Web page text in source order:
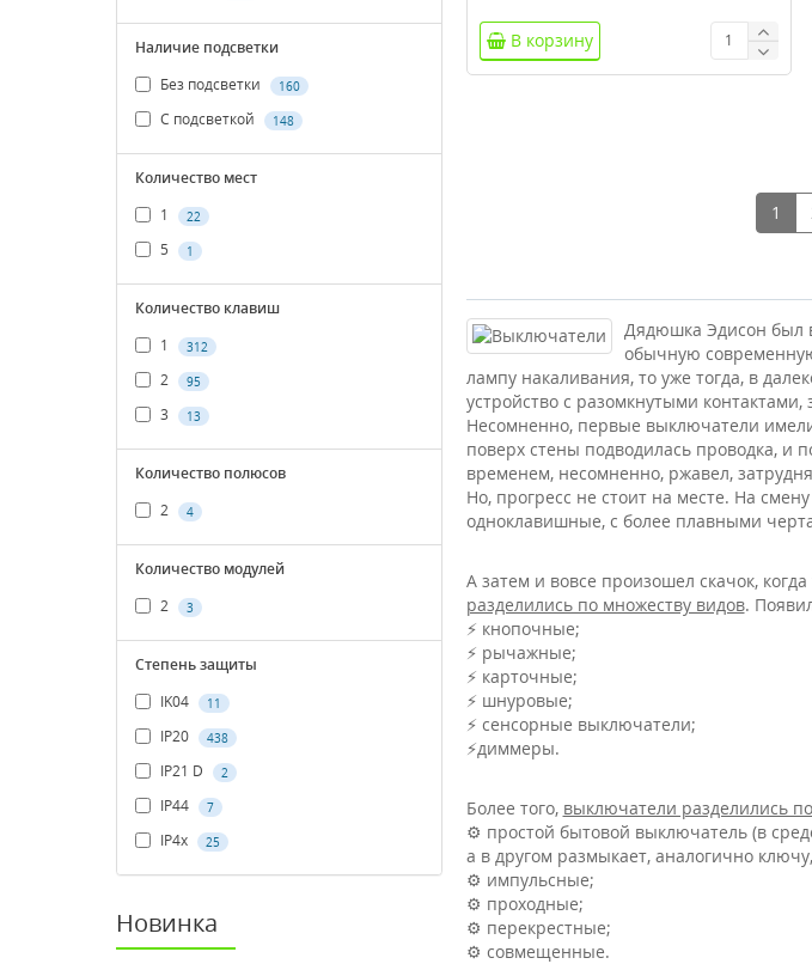
Наличие подсветки
Без подсветки
160
С подсветкой 148
Количество мест
1
22
5 1
Количество клавиш
1
312
2 95
3 13
Количество полюсов
2
4
Количество модулей
2
3
Степень защиты
IK04
11
IP20 438
IP21 D 2
IP44 7
IP4x 25
Новинка
В корзину
1
Дядюшка Эдисон был
обычную
лампу накаливания, то уже тогда, в
устройство с разомкнутыми
Несомненно, первые выключатели имели
поверх стены подводилась проводка, и
временем, несомненно, ржавел,
Но, прогресс не стоит на месте. На
одноклавишные, с более плавными
А затем и вовсе произошел скачок,
разделились по множеству видов.
⚡️ кнопочные;
⚡️ рычажные;
⚡️ карточные;
⚡️ шнуровые;
⚡️ сенсорные выключатели;
⚡️диммеры.
Более того, выключатели разделились
⚙️ простой бытовой выключатель (в
а в другом размыкает, аналогично
⚙️ импульсные;
⚙️ проходные;
⚙️ перекрестные;
⚙️ совмещенные.